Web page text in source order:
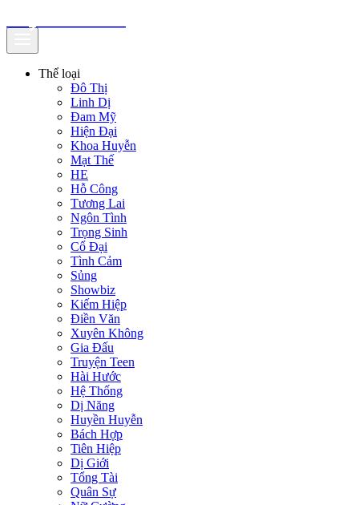
Thể loại
Đô Thị
Linh Dị
Đam Mỹ
Hiện Đại
Khoa Huyễn
Mạt Thế
HE
Hỗ Công
Tương Lai
Ngôn Tình
Trọng Sinh
Cổ Đại
Tình Cảm
Sủng
Showbiz
Kiếm Hiệp
Điền Văn
Xuyên Không
Gia Đấu
Truyện Teen
Hài Hước
Hệ Thống
Dị Năng
Huyền Huyễn
Bách Hợp
Tiên Hiệp
Dị Giới
Tổng Tài
Quân Sự